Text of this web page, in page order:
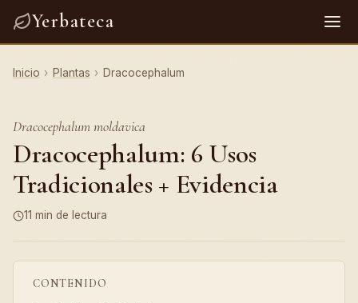
Yerbateca
Inicio › Plantas › Dracocephalum
Dracocephalum moldavica
Dracocephalum: 6 Usos
Tradicionales + Evidencia
11 min de lectura
CONTENIDO